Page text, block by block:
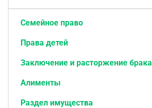
Семейное право
Права детей
Заключение и расторжение брака
Алименты
Раздел имущества